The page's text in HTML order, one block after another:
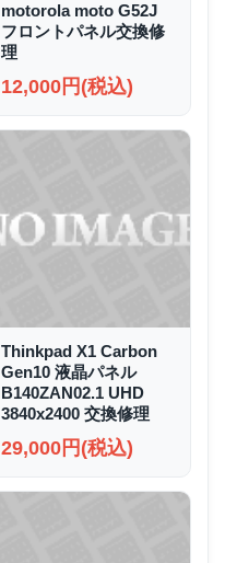
motorola moto G52J
フロントパネル交換修
理
12,000円(税込)
Thinkpad X1 Carbon
Gen10 液晶パネル
B140ZAN02.1 UHD
3840x2400 交換修理
29,000円(税込)